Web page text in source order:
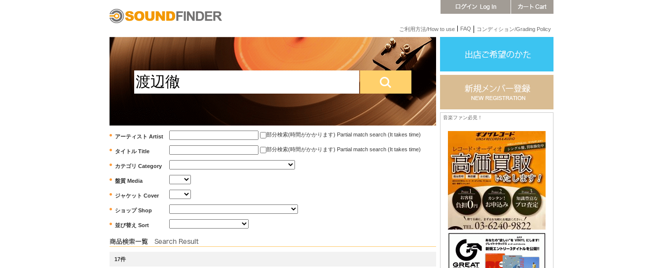
ご利用方法/How to use FAQ コンディション/Grading Policy
アーティスト Artist 部分検索(時間がかかります) Partial match search (It takes time)
タイトル Title 部分検索(時間がかかります) Partial match search (It takes time)
カテゴリ Category
盤質 Media
ジャケット Cover
ショップ Shop
並び替え Sort
17件
音楽ファン必見！